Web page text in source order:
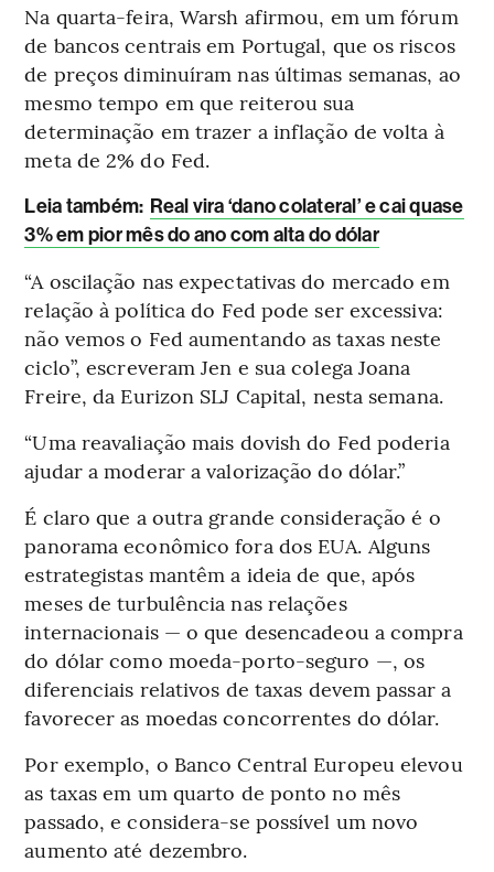
Na quarta-feira, Warsh afirmou, em um fórum
de bancos centrais em Portugal, que os riscos
de preços diminuíram nas últimas semanas, ao
mesmo tempo em que reiterou sua
determinação em trazer a inflação de volta à
meta de 2% do Fed.
Leia também: Real vira ‘dano colateral’ e cai quase
3% em pior mês do ano com alta do dólar
“A oscilação nas expectativas do mercado em
relação à política do Fed pode ser excessiva:
não vemos o Fed aumentando as taxas neste
ciclo”, escreveram Jen e sua colega Joana
Freire, da Eurizon SLJ Capital, nesta semana.
“Uma reavaliação mais dovish do Fed poderia
ajudar a moderar a valorização do dólar.”
É claro que a outra grande consideração é o
panorama econômico fora dos EUA. Alguns
estrategistas mantêm a ideia de que, após
meses de turbulência nas relações
internacionais — o que desencadeou a compra
do dólar como moeda-porto-seguro —, os
diferenciais relativos de taxas devem passar a
favorecer as moedas concorrentes do dólar.
Por exemplo, o Banco Central Europeu elevou
as taxas em um quarto de ponto no mês
passado, e considera-se possível um novo
aumento até dezembro.